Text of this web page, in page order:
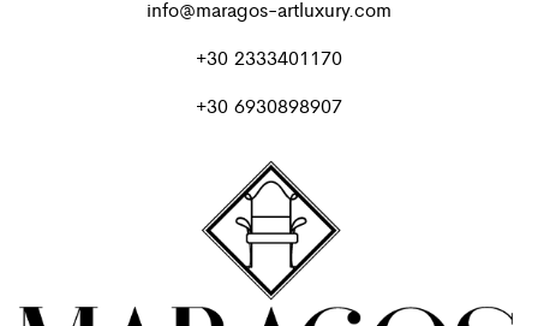
info@maragos-artluxury.com
+30 2333401170
+30 6930898907